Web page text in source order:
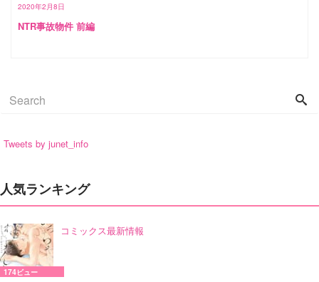
2020年2月8日
NTR事故物件 前編
Tweets by junet_info
人気ランキング
コミックス最新情報
174ビュー